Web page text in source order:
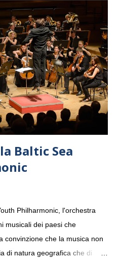
Baltic Sea
Philharmonic, l'orchestra
musicali dei paesi che
convinzione che la musica non
di natura geografica che di